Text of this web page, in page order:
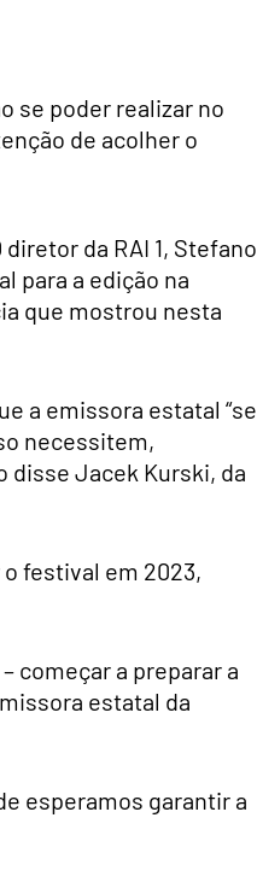
se poder realizar no
de acolher o
da RAI 1, Stefano
para a edição na
que mostrou nesta
a emissora estatal “se
necessitem,
disse Jacek Kurski, da
festival em 2023,
começar a preparar a
estatal da
esperamos garantir a